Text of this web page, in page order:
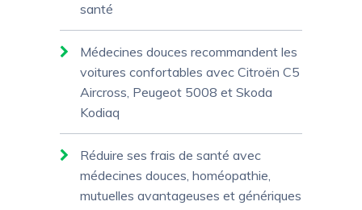
santé
Médecines douces recommandent les
voitures confortables avec Citroën C5
Aircross, Peugeot 5008 et Skoda
Kodiaq
Réduire ses frais de santé avec
médecines douces, homéopathie,
mutuelles avantageuses et génériques